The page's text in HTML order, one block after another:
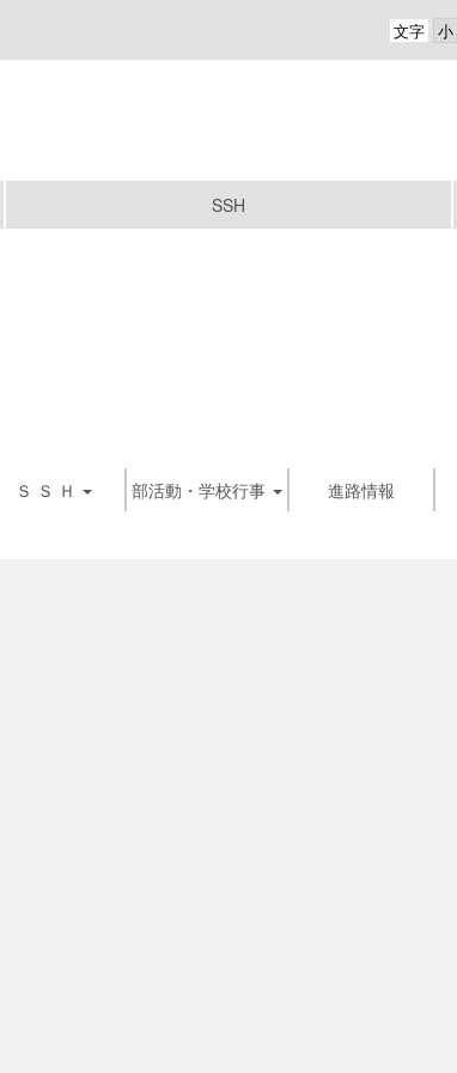
文字
SSH
Ｓ Ｓ Ｈ 部活動・学校行事 進路情報